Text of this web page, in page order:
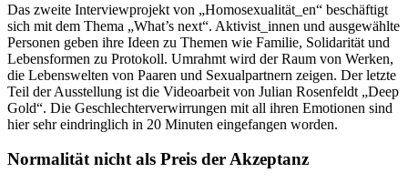
Das zweite Interviewprojekt von „Homosexualität_en“ beschäftigt
sich mit dem Thema „What’s next“. Aktivist_innen und ausgewählte
Personen geben ihre Ideen zu Themen wie Familie, Solidarität und
Lebensformen zu Protokoll. Umrahmt wird der Raum von Werken,
die Lebenswelten von Paaren und Sexualpartnern zeigen. Der letzte
Teil der Ausstellung ist die Videoarbeit von Julian Rosenfeldt „Deep
Gold“. Die Geschlechterverwirrungen mit all ihren Emotionen sind
hier sehr eindringlich in 20 Minuten eingefangen worden.
Normalität nicht als Preis der Akzeptanz